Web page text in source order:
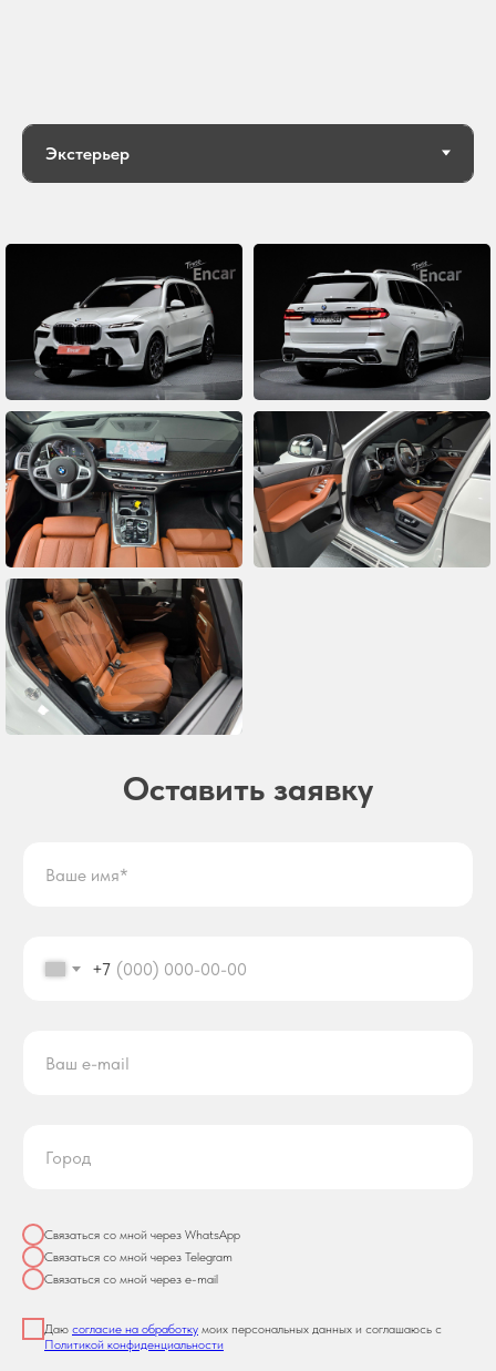
Оставить заявку
+7
Связаться со мной через WhatsApp
Связаться со мной через Telegram
Связаться со мной через e-mail
Даю согласие на обработку моих персональных данных и соглашаюсь с
Политикой конфиденциальности